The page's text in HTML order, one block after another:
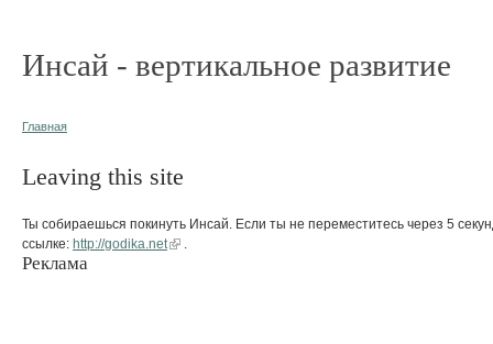
Инсай - вертикальное развитие
Главная
Leaving this site
Ты собираешься покинуть Инсай. Если ты не переместитесь через 5
ссылке: http://godika.net
Реклама